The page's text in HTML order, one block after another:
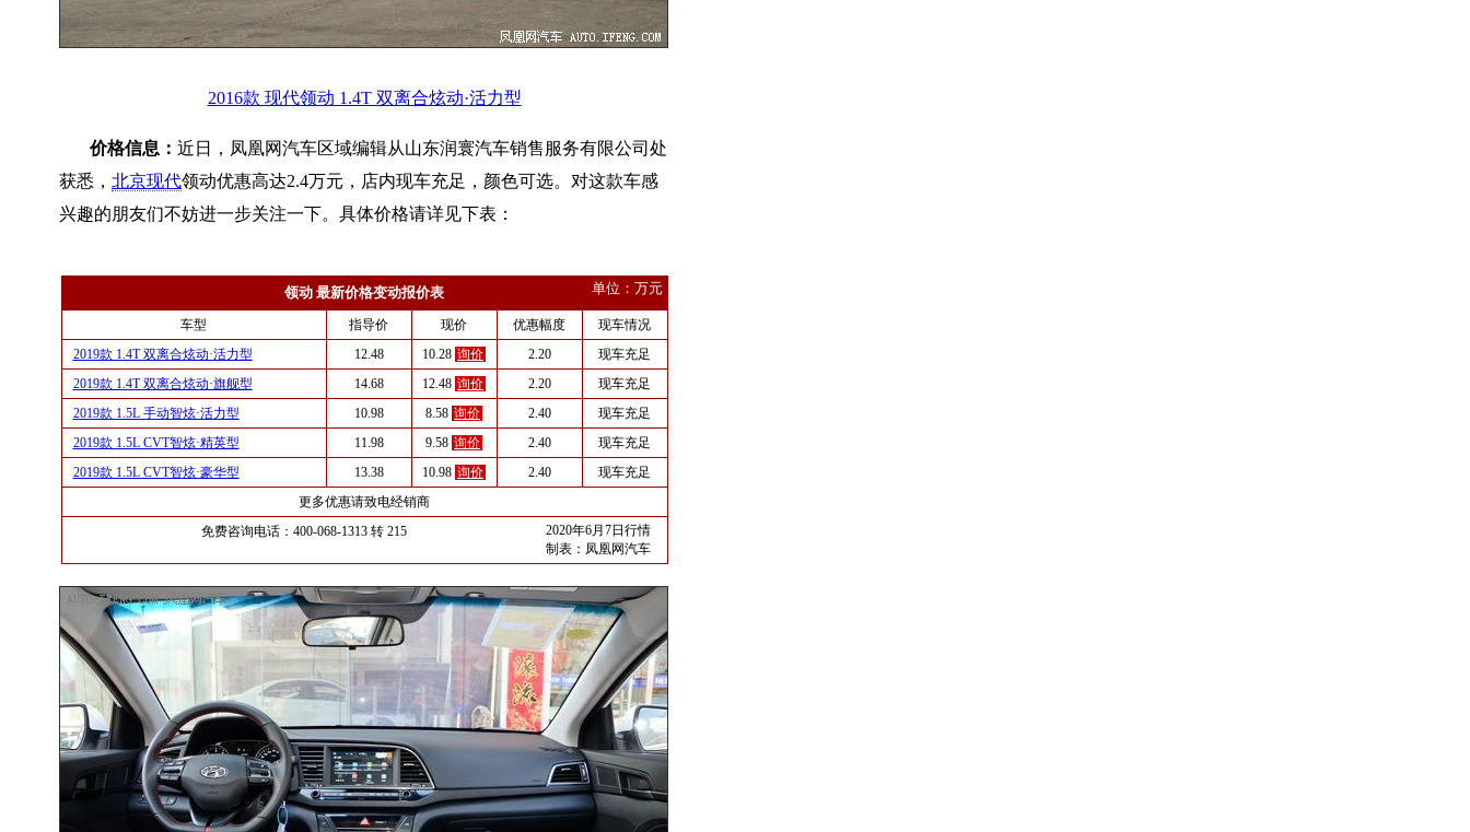
2016款 现代领动 1.4T 双离合炫动·活力型
价格信息： 近日，凤凰网汽车区域编辑从山东润寰汽车销售服务有限公司处
获悉， 北京现代领动优惠高达2.4万元，店内现车充足，颜色可选。对这款车感
兴趣的朋友们不妨进一步关注一下。具体价格请详见下表：
领动 最新价格变动报价表 单位：万元
车型 指导价 现价 优惠幅度
现车情况
2019款 1.4T 双离合炫动·活力型
12.48 10.28 询价 2.20
现车充足
2019款 1.4T 双离合炫动·旗舰型
14.68 12.48 询价 2.20
现车充足
2019款 1.5L 手动智炫·活力型
10.98 8.58 询价 2.40
现车充足
2019款 1.5L CVT智炫·精英型
11.98 9.58 询价 2.40
现车充足
2019款 1.5L CVT智炫·豪华型
13.38 10.98 询价 2.40
现车充足
更多优惠请致电经销商
免费咨询电话：400-068-1313 转 215
2020年6月7日行情
制表： 凤凰网汽车